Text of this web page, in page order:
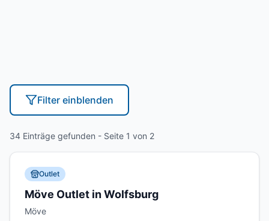
Filter einblenden
34 Einträge gefunden - Seite 1 von 2
Outlet
Möve Outlet in Wolfsburg
Möve